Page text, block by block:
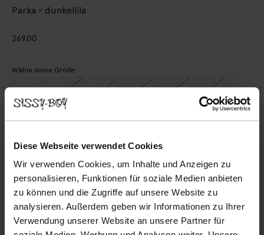
Diese Webseite verwendet Cookies
Wir verwenden Cookies, um Inhalte und Anzeigen zu
personalisieren, Funktionen für soziale Medien anbieten
zu können und die Zugriffe auf unsere Website zu
analysieren. Außerdem geben wir Informationen zu Ihrer
Verwendung unserer Website an unsere Partner für
Parka - dunkellila
269.00
Wähle deine Größe
Schnelle Lieferung
Rechnungskauf möglich
BESCHREIBUNG